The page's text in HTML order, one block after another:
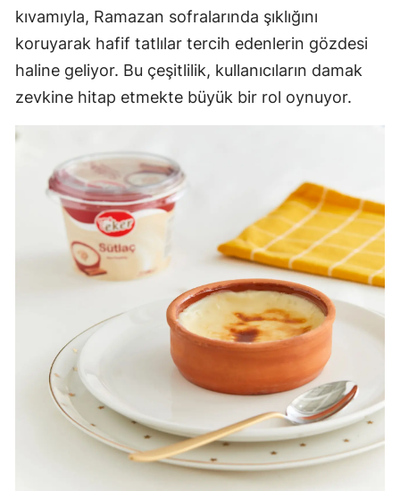
kıvamıyla, Ramazan sofralarında şıklığını
koruyarak hafif tatlılar tercih edenlerin gözdesi
haline geliyor. Bu çeşitlilik, kullanıcıların damak
zevkine hitap etmekte büyük bir rol oynuyor.